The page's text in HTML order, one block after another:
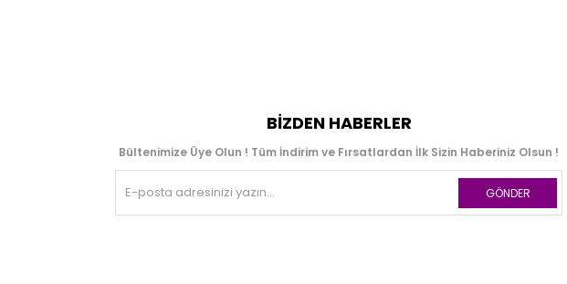
BIZDEN HABERLER
Bültenimize Üye Olun ! Tüm İndirim ve Fırsatlardan İlk Sizin Haberiniz Olsun !
GÖNDER